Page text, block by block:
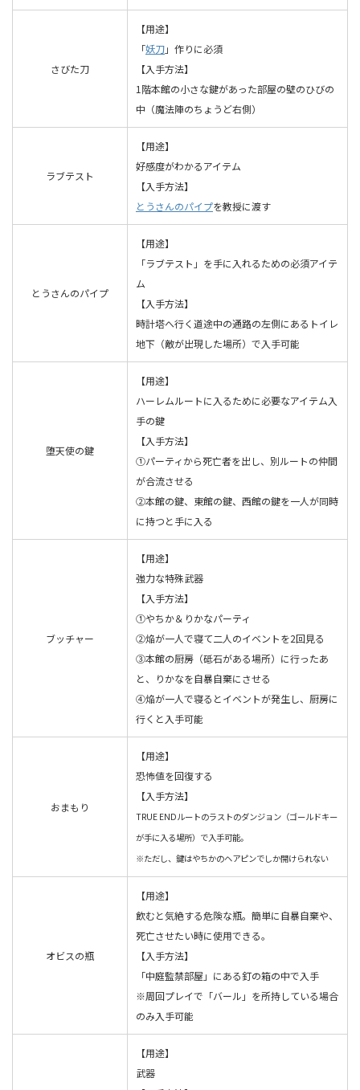
さびた刀
【用途】
「妖刀」作りに必須
【入手方法】
1階本館の小さな鍵があった部屋の壁のひびの
中（魔法陣のちょうど右側）
ラブテスト
【用途】
好感度がわかるアイテム
【入手方法】
とうさんのパイプを教授に渡す
とうさんのパイプ
【用途】
「ラブテスト」を手に入れるための必須アイテ
ム
【入手方法】
時計塔へ行く道途中の通路の左側にあるトイレ
地下（敵が出現した場所）で入手可能
堕天使の鍵
【用途】
ハーレムルートに入るために必要なアイテム入
手の鍵
【入手方法】
①パーティから死亡者を出し、別ルートの仲間
が合流させる
②本館の鍵、東館の鍵、西館の鍵を一人が同時
に持つと手に入る
ブッチャー
【用途】
強力な特殊武器
【入手方法】
①やちか＆りかなパーティ
②焔が一人で寝て二人のイベントを2回見る
③本館の厨房（砥石がある場所）に行ったあ
と、りかなを自暴自棄にさせる
④焔が一人で寝るとイベントが発生し、厨房に
行くと入手可能
おまもり
【用途】
恐怖値を回復する
【入手方法】
TRUE ENDルートのラストのダンジョン（ゴールドキー
が手に入る場所）で入手可能。
※ただし、鍵はやちかのヘアピンでしか開けられない
オビスの瓶
【用途】
飲むと気絶する危険な瓶。簡単に自暴自棄や、
死亡させたい時に使用できる。
【入手方法】
「中庭監禁部屋」にある釘の箱の中で入手
※周回プレイで「バール」を所持している場合
のみ入手可能
【用途】
武器